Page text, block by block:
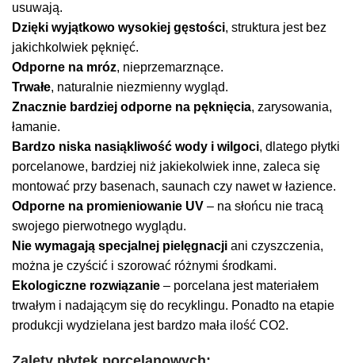
usuwają.
Dzięki wyjątkowo wysokiej gęstości, struktura jest bez
jakichkolwiek pęknięć.
Odporne na mróz, nieprzemarznące.
Trwałe, naturalnie niezmienny wygląd.
Znacznie bardziej odporne na pęknięcia, zarysowania,
łamanie.
Bardzo niska nasiąkliwość wody i wilgoci, dlatego płytki
porcelanowe, bardziej niż jakiekolwiek inne, zaleca się
montować przy basenach, saunach czy nawet w łazience.
Odporne na promieniowanie UV – na słońcu nie tracą
swojego pierwotnego wyglądu.
Nie wymagają specjalnej pielęgnacji ani czyszczenia,
można je czyścić i szorować różnymi środkami.
Ekologiczne rozwiązanie – porcelana jest materiałem
trwałym i nadającym się do recyklingu. Ponadto na etapie
produkcji wydzielana jest bardzo mała ilość CO2.